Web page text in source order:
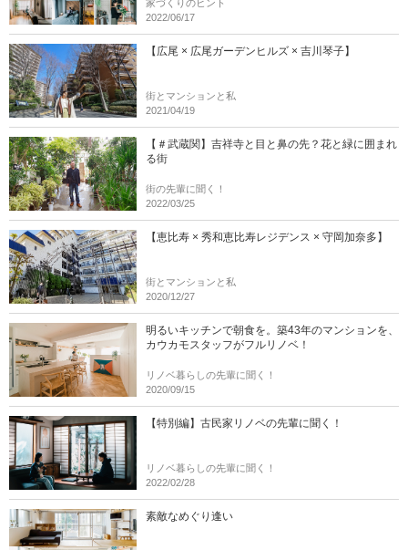
家づくりのヒント
2022/06/17
【広尾 × 広尾ガーデンヒルズ × 吉川琴子】
街とマンションと私
2021/04/19
【＃武蔵関】吉祥寺と目と鼻の先？花と緑に囲まれ
る街
街の先輩に聞く！
2022/03/25
【恵比寿 × 秀和恵比寿レジデンス × 守岡加奈多】
街とマンションと私
2020/12/27
明るいキッチンで朝食を。築43年のマンションを、
カウカモスタッフがフルリノベ！
リノベ暮らしの先輩に聞く！
2020/09/15
【特別編】古民家リノベの先輩に聞く！
リノベ暮らしの先輩に聞く！
2022/02/28
素敵なめぐり逢い